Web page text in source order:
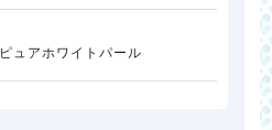
ピュアホワイトパール